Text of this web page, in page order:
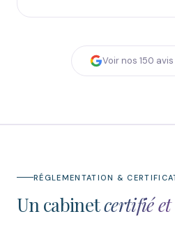
Voir nos 150
RÉGLEMENTATION &
Un cabinetcertifié et